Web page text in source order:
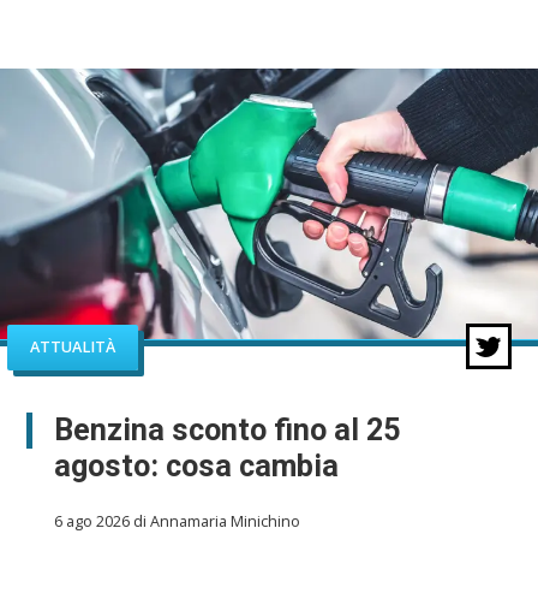
ATTUALITÀ
Benzina sconto fino al 25
agosto: cosa cambia
6 ago 2026 di Annamaria Minichino